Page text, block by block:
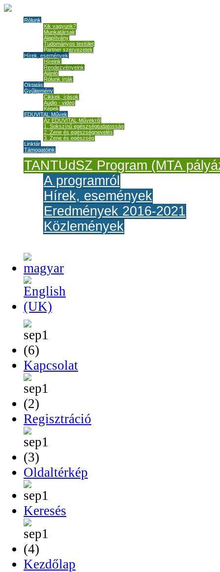
Rólunk
Kik vagyunk?
Munkatársak
Alapítvány
Tudományos testület
Partner szervezetek
Hírek, események
Híreink
Rendezvényeink
Ajánló
Rólunk írták
Oktatás
Gyűjtemény
Cikkek, írások
Audio - video
Képek
EDUVITAL Művek
Az EDUVITAL Művekről
1. Sokszínű egészségtudatosság
2. Zene és egészségnevelés
3. Zene és egészség
Linktár
Támogatóink
TANTUdSZ Program (MTA
A programról
Hírek, események
Eredmények 2016-2021
Közlemények
Kapcsolat
Regisztráció
Oldaltérkép
Keresés
Kezdőlap